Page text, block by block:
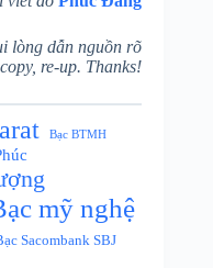
lòng dẫn nguồn rõ
re-up. Thanks!
Bạc BTMH
mỹ nghệ
Sacombank SBJ